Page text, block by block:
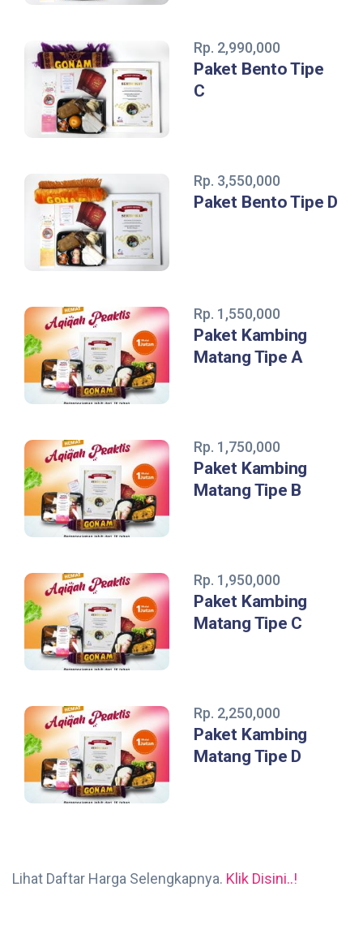
Rp. 2,990,000
Paket Bento Tipe
C
Rp. 3,550,000
Paket Bento Tipe D
Rp. 1,550,000
Paket Kambing
Matang Tipe A
Rp. 1,750,000
Paket Kambing
Matang Tipe B
Rp. 1,950,000
Paket Kambing
Matang Tipe C
Rp. 2,250,000
Paket Kambing
Matang Tipe D
Lihat Daftar Harga Selengkapnya. Klik Disini..!